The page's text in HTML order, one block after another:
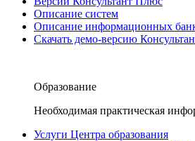
Описание систем
Описание информационных
Скачать демо-версию
Образование
Необходимая практическая
Услуги Центра образования